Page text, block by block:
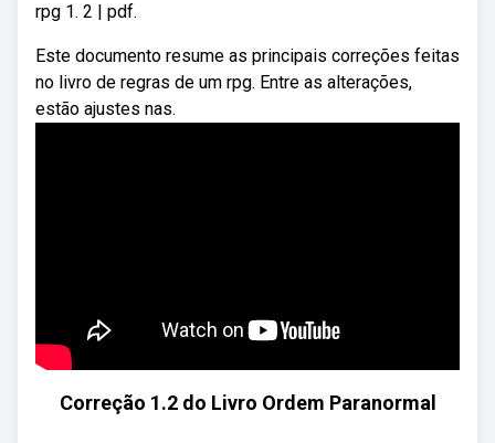
rpg 1. 2 | pdf.
Este documento resume as principais correções feitas
no livro de regras de um rpg. Entre as alterações,
estão ajustes nas.
Correção 1.2 do Livro Ordem Paranormal